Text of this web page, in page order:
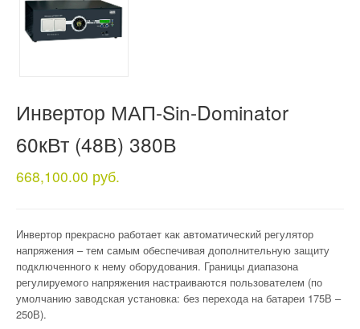
Инвертор МАП-Sin-Dominator
60кВт (48В) 380В
668,100.00 руб.
Инвертор прекрасно работает как автоматический регулятор
напряжения – тем самым обеспечивая дополнительную защиту
подключенного к нему оборудования. Границы диапазона
регулируемого напряжения настраиваются пользователем (по
умолчанию заводская установка: без перехода на батареи 175В –
250В).